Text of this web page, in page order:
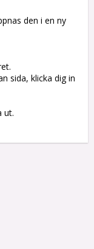
den i en ny
sida, klicka dig in
ut.